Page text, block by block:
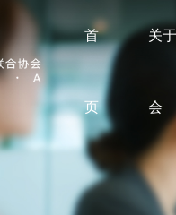
首
页
关
会